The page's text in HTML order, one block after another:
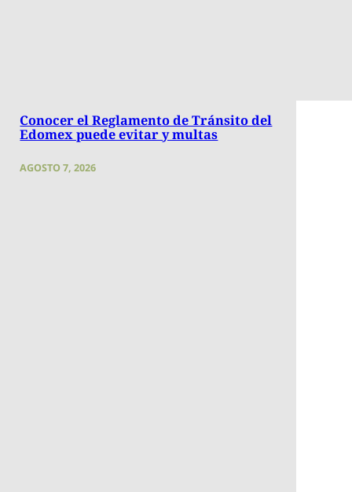
Conocer el Reglamento de Tránsito del
Edomex puede evitar y multas
AGOSTO 7, 2026